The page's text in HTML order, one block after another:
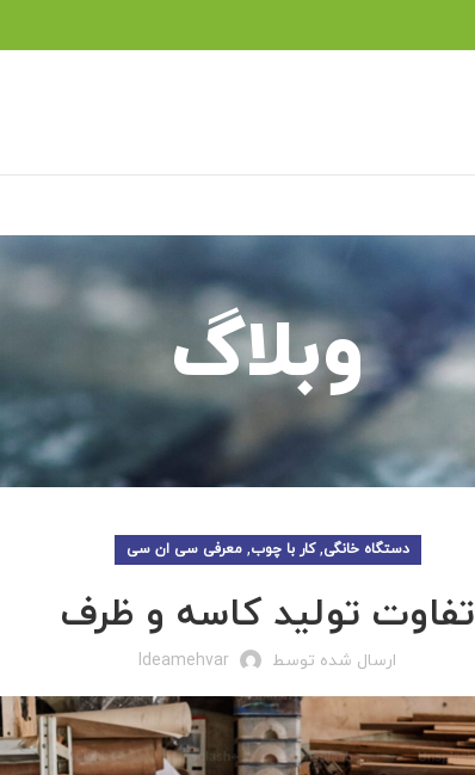
وبلاگ
دستگاه خانگی,کار با چوب,معرفی سی ان سی
تفاوت تولید کاسه و ظرف
ارسال شده توسط Ideamehvar